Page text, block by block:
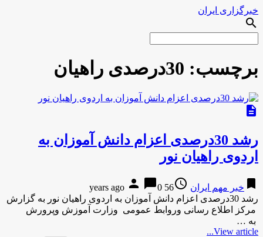
خبرگزاری ایران
search
برچسب: 30درصدی راهیان
description
رشد 30درصدی اعزام دانش آموزان به
اردوی راهیان نور
bookmark خبر مهم ایران access_time
56 years ago
person chat_bubble0
رشد 30درصدی اعزام دانش آموزان به اردوی راهیان نور به گزارش
مركز اطلاع رسانی وروابط عمومی وزارت آموزش وپرورش
به …
View article...